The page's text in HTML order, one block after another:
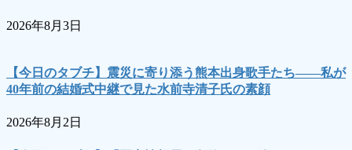
2026年8月3日
【今日のタブチ】震災に寄り添う熊本出身歌手たち――私が
40年前の結婚式中継で見た水前寺清子氏の素顔
2026年8月2日